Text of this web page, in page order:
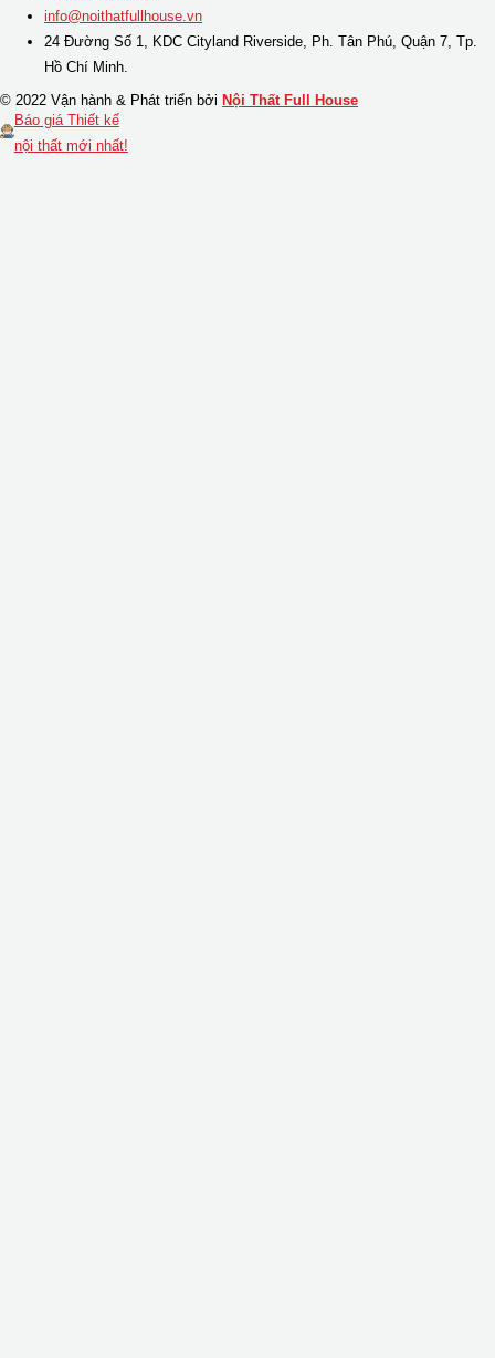
info@noithatfullhouse.vn
24 Đường Số 1, KDC Cityland Riverside, Ph. Tân Phú, Quận 7, Tp.
Hồ Chí Minh.
© 2022 Vận hành & Phát triển bởi Nội Thất Full House
Báo giá Thiết kế
nội thất mới nhất!